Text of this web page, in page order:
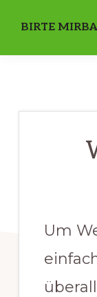
main
BIRTE
Vertaalster
Um